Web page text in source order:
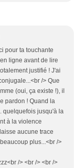
pour ta touchante
ligne avant de lire
justifié ! J'ai
/> Que
(oui, ça existe !), il
pardon ! Quand la
quelquefois jusqu'à la
à la violence
aucune trace
plus...<br />
/> <br /> <br />